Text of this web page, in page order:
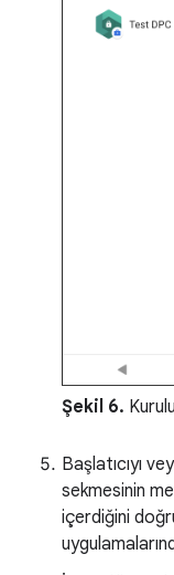
Şekil 6.
Başlatıcıyı
sekmesinin
içerdiğini